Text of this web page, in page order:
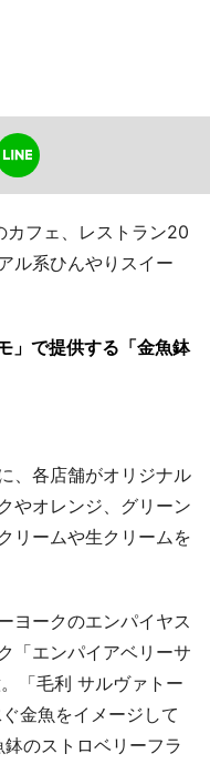
フェ、レストラン20
ル系ひんやりスイー
」で提供する「金魚鉢
、各店舗がオリジナル
やオレンジ、グリーン
リームや生クリームを
ヨークのエンパイヤス
「エンパイアベリーサ
「毛利 サルヴァトー
金魚をイメージして
のストロベリーフラ